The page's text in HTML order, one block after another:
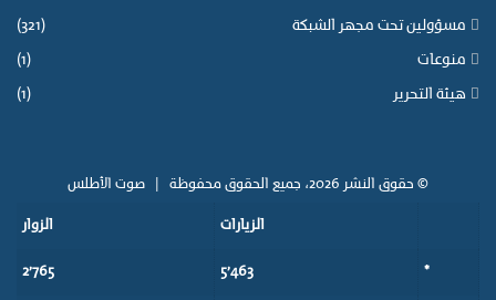
مسؤولين تحت مجهر الشبكة (321)
منوعات (1)
هيئة التحرير (1)
© حقوق النشر 2026، جميع الحقوق محفوظة | صوت الأطلس
الزيارات الزوار
* 5٬463 2٬765